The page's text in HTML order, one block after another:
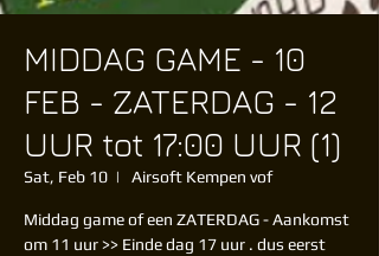
MIDDAG GAME - 10
FEB - ZATERDAG - 12
UUR tot 17:00 UUR (1)
Sat, Feb 10
  |
Airsoft Kempen vof
Middag game of een ZATERDAG - Aankomst
om 11 uur >> Einde dag 17 uur . dus eerst